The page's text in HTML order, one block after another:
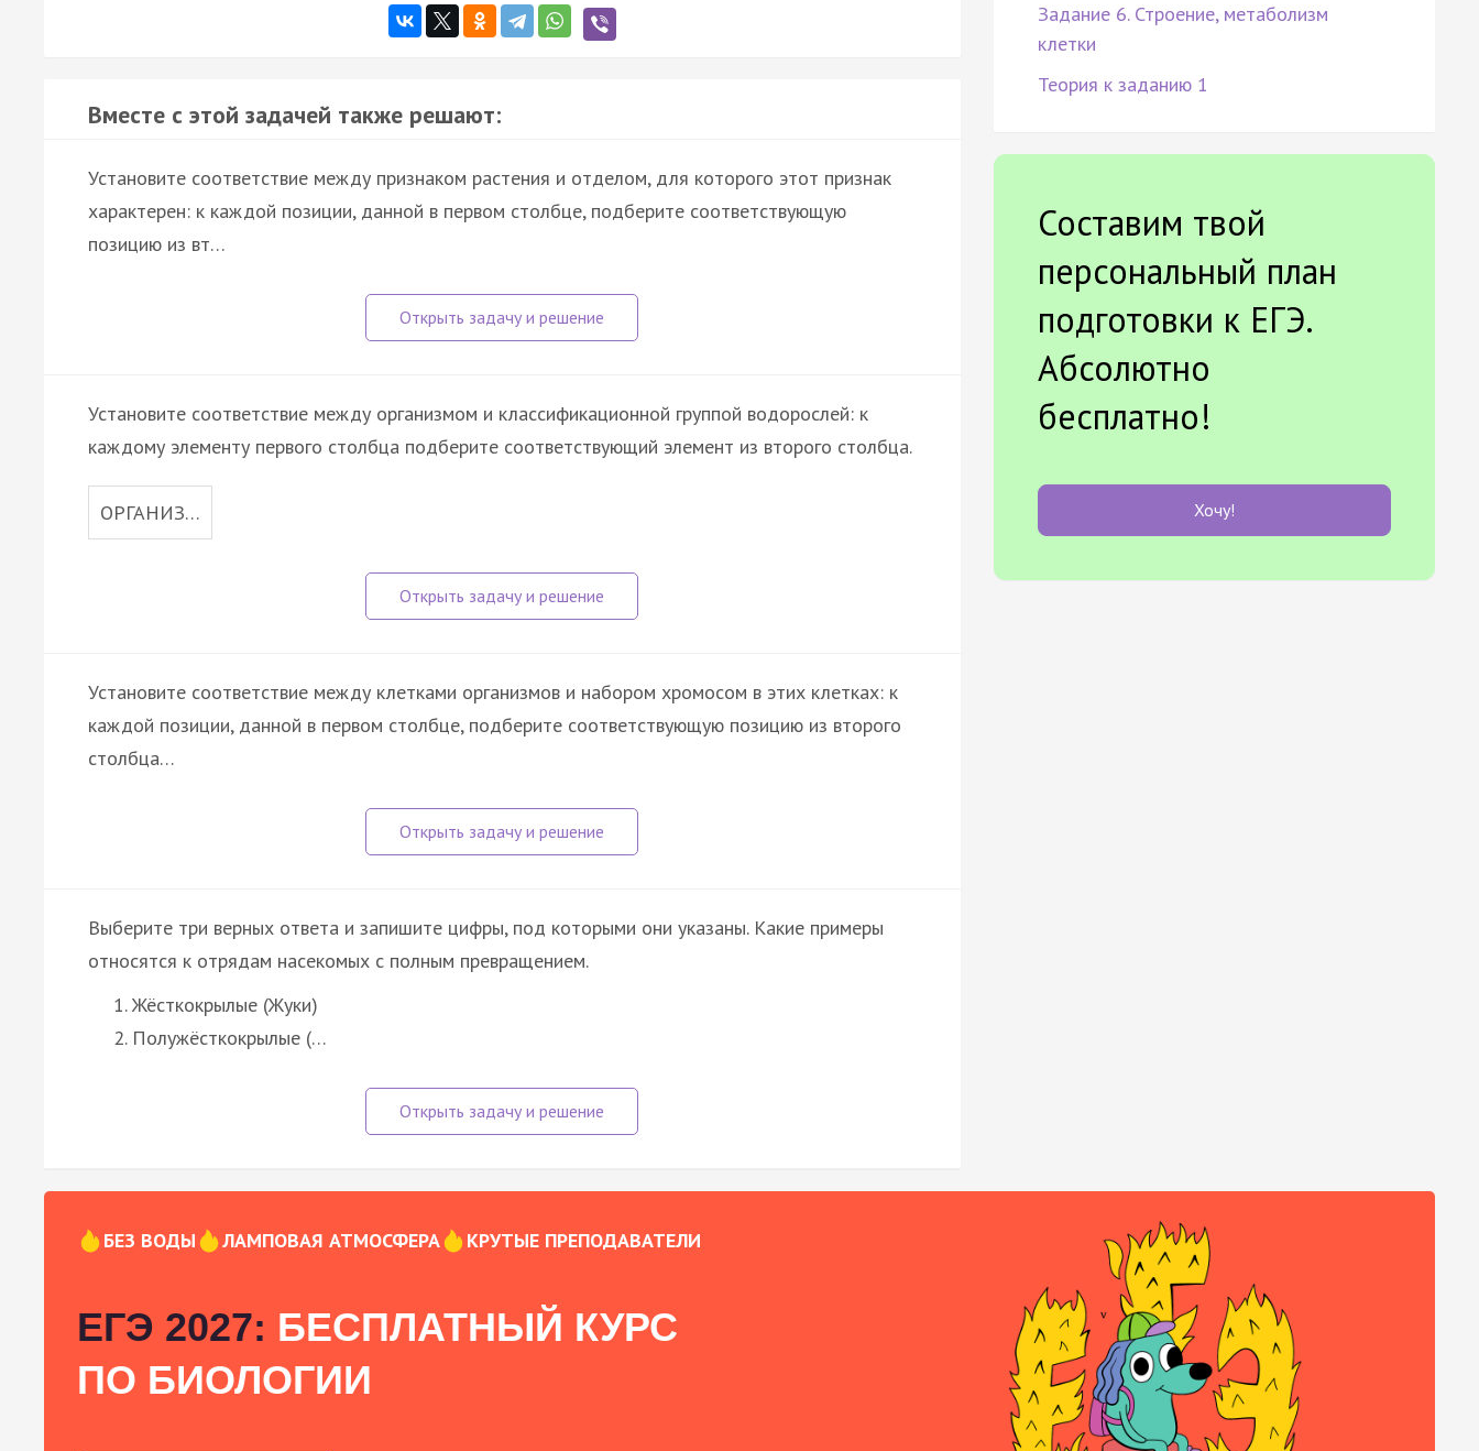
Вместе с этой задачей также решают:
Установите соответствие между признаком растения и отделом, для которого этот признак
характерен: к каждой позиции, данной в первом столбце, подберите соответствующую
позицию из вт…
Установите соответствие между организмом и классификационной группой водорослей: к
каждому элементу первого столбца подберите соответствующий элемент из второго столбца.
ОРГАНИЗ…
Установите соответствие между клетками организмов и набором хромосом в этих клетках: к
каждой позиции, данной в первом столбце, подберите соответствующую позицию из второго
столбца…
Выберите три верных ответа и запишите цифры, под которыми они указаны. Какие примеры
относятся к отрядам насекомых с полным превращением.
Жёсткокрылые (Жуки)
Полужёсткокрылые (…
Задание 6. Строение, метаболизм
клетки
Теория к заданию 1
Составим твой
персональный план
подготовки к ЕГЭ.
Абсолютно
бесплатно!
Хочу!
БЕЗ ВОДЫ ЛАМПОВАЯ АТМОСФЕРА КРУТЫЕ ПРЕПОДАВАТЕЛИ
ЕГЭ 2027: БЕСПЛАТНЫЙ КУРС
ПО БИОЛОГИИ